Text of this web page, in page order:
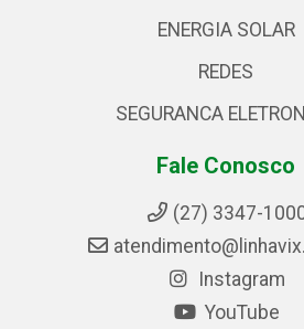
ENERGIA SOLAR
REDES
SEGURANCA
Fale Conosco
(27) 3347-
Instagram
YouTube